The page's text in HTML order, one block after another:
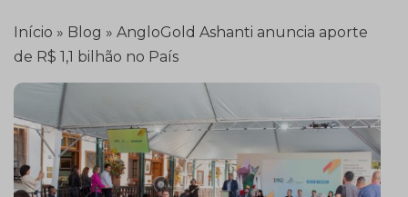
Início » Blog » AngloGold Ashanti anuncia aporte
de R$ 1,1 bilhão no País